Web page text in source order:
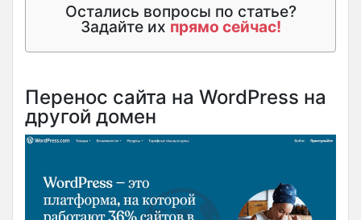
Остались вопросы по статье?
Задайте их прямо сейчас!
Перенос сайта на WordPress на
другой домен